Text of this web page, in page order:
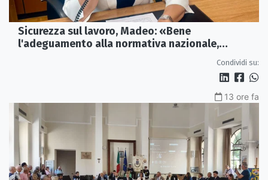
Sicurezza sul lavoro, Madeo: «Bene
l'adeguamento alla normativa nazionale,
Condividi su:
13 ore fa